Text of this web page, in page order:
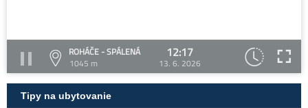
ROHÁČE - SPÁLENÁ
1045 m
12:17
13. 6. 2026
Tipy na ubytovanie